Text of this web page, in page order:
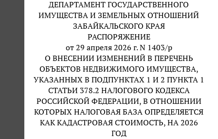
ДЕПАРТАМЕНТ ГОСУДАРСТВЕННОГО
ИМУЩЕСТВА И ЗЕМЕЛЬНЫХ ОТНОШЕНИЙ
ЗАБАЙКАЛЬСКОГО КРАЯ
РАСПОРЯЖЕНИЕ
от 29 апреля 2026 г. N 1403/р
О ВНЕСЕНИИ ИЗМЕНЕНИЙ В ПЕРЕЧЕНЬ
ОБЪЕКТОВ НЕДВИЖИМОГО ИМУЩЕСТВА,
УКАЗАННЫХ В ПОДПУНКТАХ 1 И 2 ПУНКТА 1
СТАТЬИ 378.2 НАЛОГОВОГО КОДЕКСА
РОССИЙСКОЙ ФЕДЕРАЦИИ, В ОТНОШЕНИИ
КОТОРЫХ НАЛОГОВАЯ БАЗА ОПРЕДЕЛЯЕТСЯ
КАК КАДАСТРОВАЯ СТОИМОСТЬ, НА 2026
ГОД